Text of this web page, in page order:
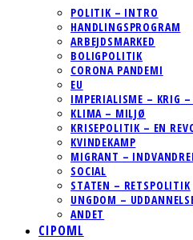
POLITIK – INTRO
HANDLINGSPROGRAM
ARBEJDSMARKED
BOLIGPOLITIK
CORONA PANDEMI
EU
IMPERIALISME – KRIG
KLIMA – MILJØ
KRISEPOLITIK – EN
KVINDEKAMP
MIGRANT –
SOCIAL
STATEN – RETSPOLITIK
UNGDOM –
ANDET
CIPOML